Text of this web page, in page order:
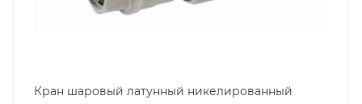
Кран шаровый латунный никелированный